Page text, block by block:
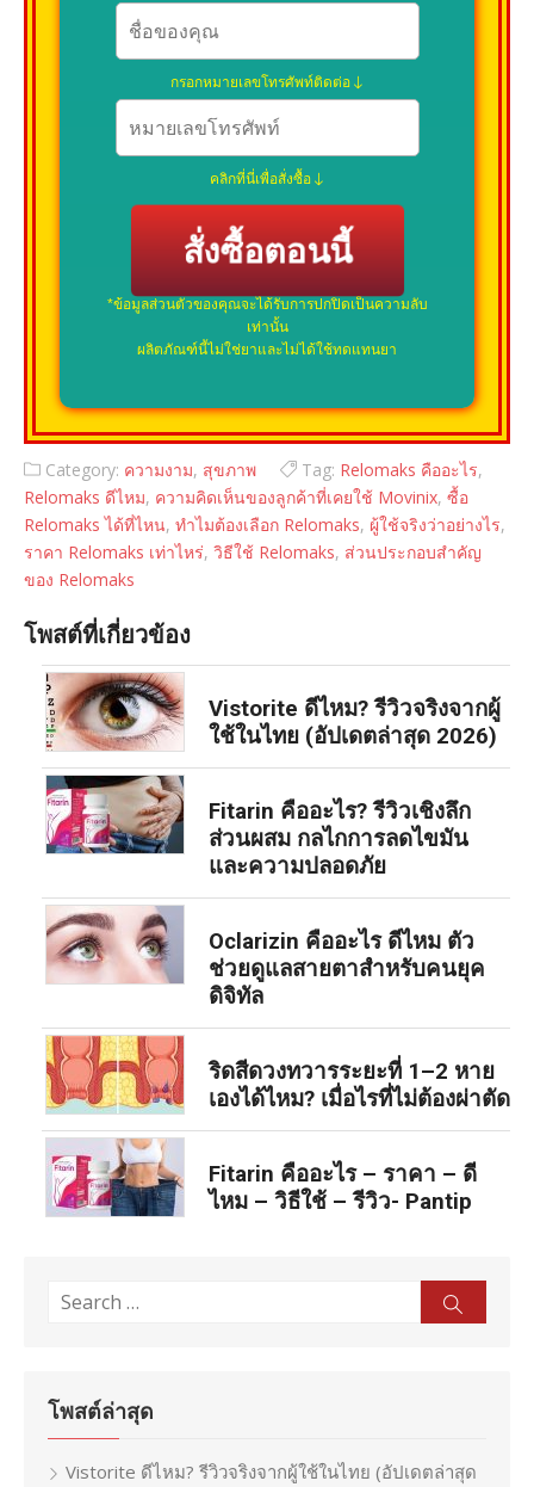
กรอกหมายเลขโทรศัพท์ติดต่อ
คลิกที่นี่เพื่อสั่งซื้อ
สั่งซื้อตอนนี้
*ข้อมูลส่วนตัวของคุณจะได้รับการปกปิดเป็นความลับ
เท่านั้น
ผลิตภัณฑ์นี้ไม่ใช่ยาและไม่ได้ใช้ทดแทนยา
Category: ความงาม, สุขภาพ Tag: Relomaks คืออะไร,
Relomaks ดีไหม, ความคิดเห็นของลูกค้าที่เคยใช้ Movinix, ซื้อ
Relomaks ได้ที่ไหน, ทำไมต้องเลือก Relomaks, ผู้ใช้จริงว่าอย่างไร,
ราคา Relomaks เท่าไหร่, วิธีใช้ Relomaks, ส่วนประกอบสำคัญ
ของ Relomaks
โพสต์ที่เกี่ยวข้อง
Vistorite ดีไหม? รีวิวจริงจากผู้
ใช้ในไทย (อัปเดตล่าสุด 2026)
Fitarin คืออะไร? รีวิวเชิงลึก
ส่วนผสม กลไกการลดไขมัน
และความปลอดภัย
Oclarizin คืออะไร ดีไหม ตัว
ช่วยดูแลสายตาสำหรับคนยุค
ดิจิทัล
ริดสีดวงทวารระยะที่ 1–2 หาย
เองได้ไหม? เมื่อไรที่ไม่ต้องผ่าตัด
Fitarin คืออะไร – ราคา – ดี
ไหม – วิธีใช้ – รีวิว- Pantip
Search
โพสต์ล่าสุด
Vistorite ดีไหม? รีวิวจริงจากผู้ใช้ในไทย (อัปเดตล่าสุด